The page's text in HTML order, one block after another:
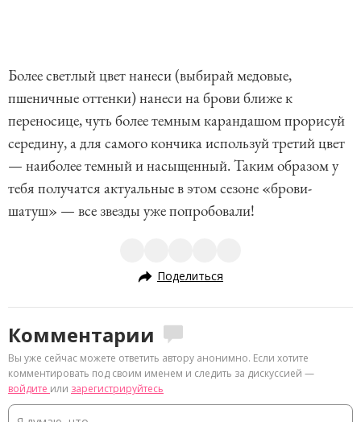
Более светлый цвет нанеси (выбирай медовые,
пшеничные оттенки) нанеси на брови ближе к
переносице, чуть более темным карандашом прорисуй
середину, а для самого кончика используй третий цвет
— наиболее темный и насыщенный. Таким образом у
тебя получатся актуальные в этом сезоне «брови-
шатуш» — все звезды уже попробовали!
Поделиться
Комментарии
Вы уже сейчас можете ответить автору анонимно. Если хотите
комментировать под своим именем и следить за дискуссией —
войдите или зарегистрируйтесь